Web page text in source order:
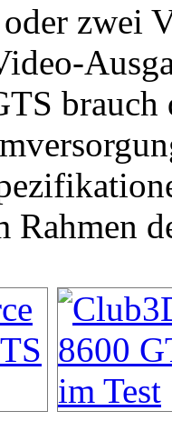
zwei
Rahmen